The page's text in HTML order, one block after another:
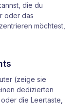
die du
oder das
möchtest,
(zeige sie
dedizierten
die Leertaste,